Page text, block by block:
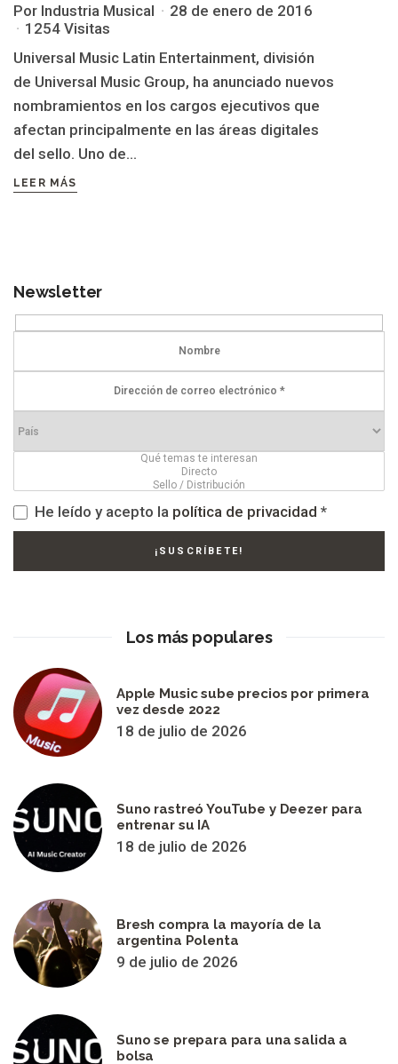
Por Industria Musical
28 de enero de 2016
1254 Visitas
Universal Music Latin Entertainment, división
de Universal Music Group, ha anunciado nuevos
nombramientos en los cargos ejecutivos que
afectan principalmente en las áreas digitales
del sello. Uno de...
LEER MÁS
Newsletter
He leído y acepto la política de privacidad *
Los más populares
Apple Music sube precios por primera
vez desde 2022
18 de julio de 2026
Suno rastreó YouTube y Deezer para
entrenar su IA
18 de julio de 2026
Bresh compra la mayoría de la
argentina Polenta
9 de julio de 2026
Suno se prepara para una salida a
bolsa